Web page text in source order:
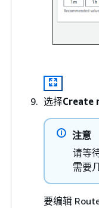
选择Create
注意
请等
需要
要编辑